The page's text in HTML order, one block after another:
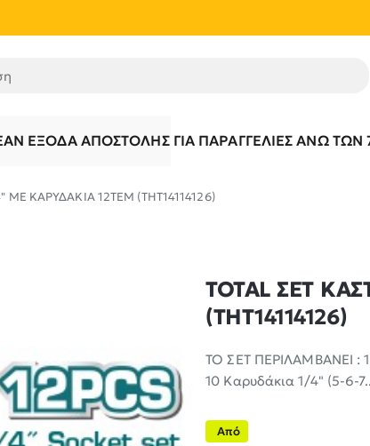
ΈΞΟΔΑ ΑΠΟΣΤΟΛΉΣ ΓΙΑ ΠΑΡΑΓΓΕΛΊΕΣ ΆΝΩ ΤΩΝ
ΜΕ ΚΑΡΥΔΑΚΙΑ 12ΤΕΜ (THT14114126)
TOTAL ΣΕΤ
(THT14114126)
ΤΟ ΣΕΤ ΠΕΡΙΛΑΜΒΑΝΕΙ :
10 Καρυδάκια 1/4" (5-6-
Από